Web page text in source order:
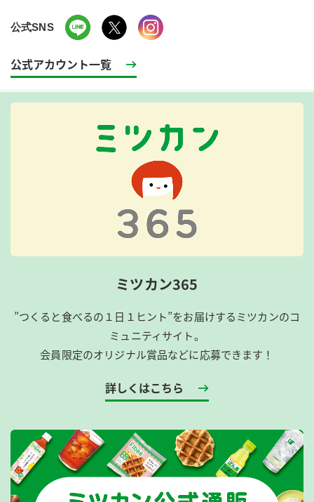
公式SNS
公式アカウント一覧
ミツカン365
”つくると食べるの１日１ヒント”をお届けするミツカンのコ
ミュニティサイト。
会員限定のオリジナル賞品などに応募できます！
詳しくはこちら